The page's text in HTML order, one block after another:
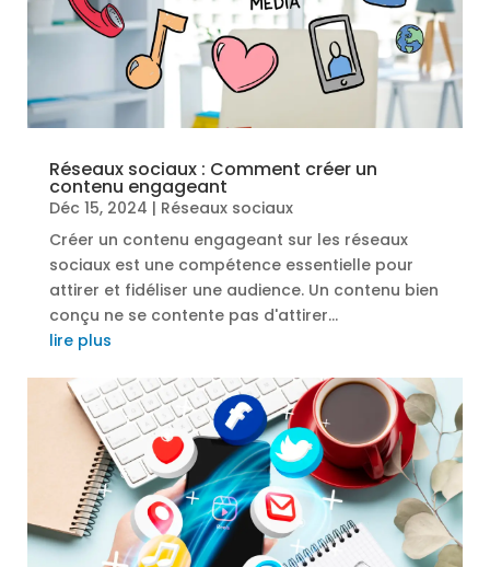
Réseaux sociaux : Comment créer un
contenu engageant
Déc 15, 2024 | Réseaux sociaux
Créer un contenu engageant sur les réseaux
sociaux est une compétence essentielle pour
attirer et fidéliser une audience. Un contenu bien
conçu ne se contente pas d'attirer...
lire plus